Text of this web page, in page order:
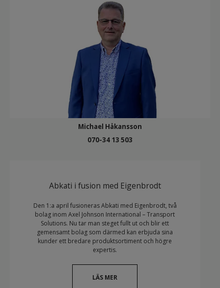
Michael Håkansson
070-34 13 503
Abkati i fusion med Eigenbrodt
Den 1:a april fusioneras Abkati med Eigenbrodt, två
bolag inom Axel Johnson International – Transport
Solutions. Nu tar man steget fullt ut och blir ett
gemensamt bolag som därmed kan erbjuda sina
kunder ett bredare produktsortiment och högre
expertis.
LÄS MER